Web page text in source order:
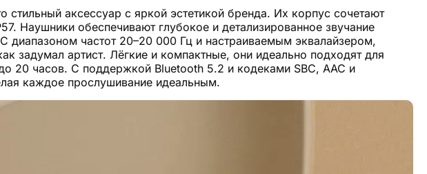
аксессуар с яркой эстетикой бренда. Их корпус сочетают
Наушники обеспечивают глубокое и детализированное звучание
частот 20–20 000 Гц и настраиваемым эквалайзером,
задумал артист. Лёгкие и компактные, они идеально подходят для
20 часов. С поддержкой Bluetooth 5.2 и кодеками SBC, AAC и
каждое прослушивание идеальным.